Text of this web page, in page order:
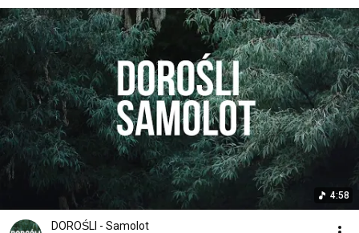
4:58
DOROŚLI - Samolot